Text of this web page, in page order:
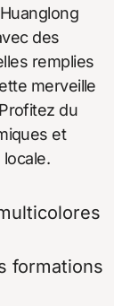
des
remplies
merveille
du
et
formations